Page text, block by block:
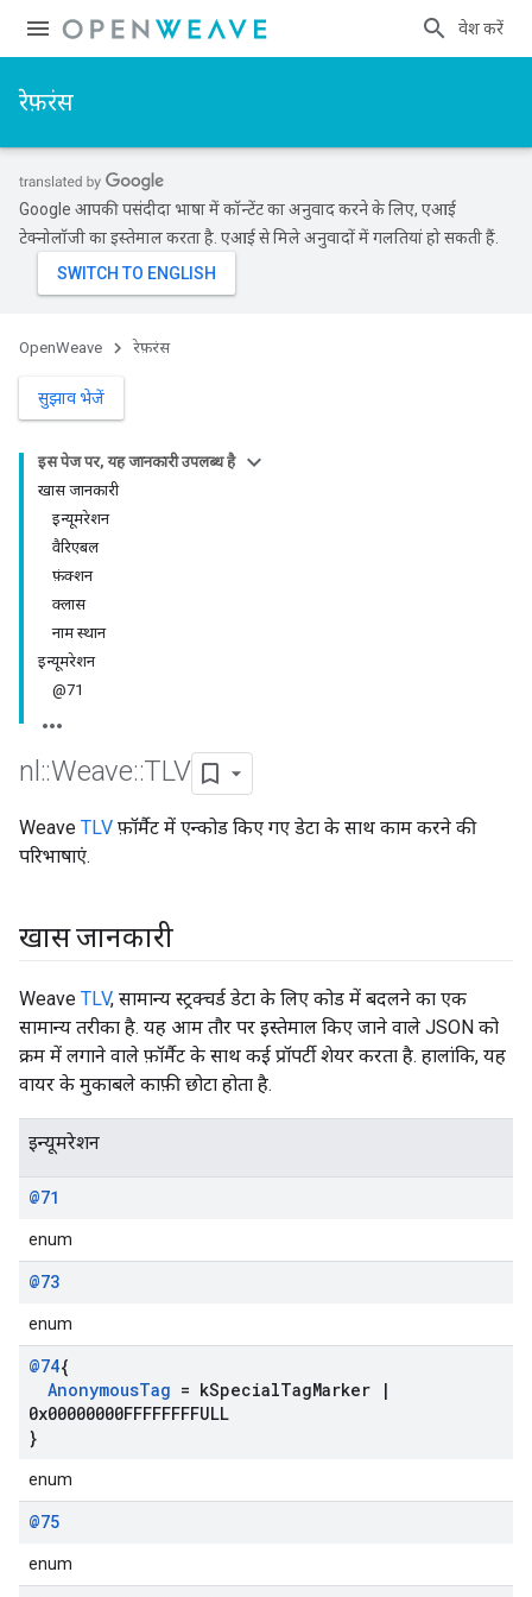
प्रवेश करें
रेफ़रंस
Google आपकी पसंदीदा भाषा में कॉन्टेंट का अनुवाद करने के लिए, एआई
टेक्नोलॉजी का इस्तेमाल करता है. एआई से मिले अनुवादों में गलतियां हो सकती हैं.
OpenWeave रेफ़रंस
सुझाव भेजें
इस पेज पर, यह जानकारी उपलब्ध है
खास जानकारी
इन्यूमरेशन
वैरिएबल
फ़ंक्शन
क्लास
नाम स्थान
इन्यूमरेशन
@71
nl ::Weave::TLV
Weave TLV फ़ॉर्मैट में एन्कोड किए गए डेटा के साथ काम करने की
परिभाषाएं.
खास जानकारी
Weave TLV, सामान्य स्ट्रक्चर्ड डेटा के लिए कोड में बदलने का एक
सामान्य तरीका है. यह आम तौर पर इस्तेमाल किए जाने वाले JSON को
क्रम में लगाने वाले फ़ॉर्मैट के साथ कई प्रॉपर्टी शेयर करता है. हालांकि, यह
वायर के मुकाबले काफ़ी छोटा होता है.
इन्यूमरेशन
@71
enum
@73
enum
@74{
AnonymousTag = kSpecialTagMarker
|
0x00000000FFFFFFFFULL
}
enum
@75
enum